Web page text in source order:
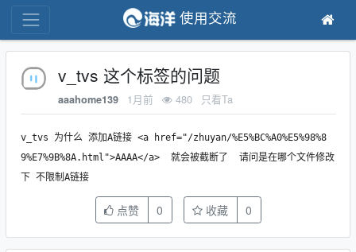
使用交流
v_tvs 这个标签的问题
aaahome139 1月前 480 只看Ta
v_tvs 为什么 添加A链接 <a href="/zhuyan/%E5%BC%A0%E5%98%8
9%E7%9B%8A.html">AAAA</a> 就会被截断了 请问是在哪个文件修改
下 不限制A链接
点赞 0 收藏 0